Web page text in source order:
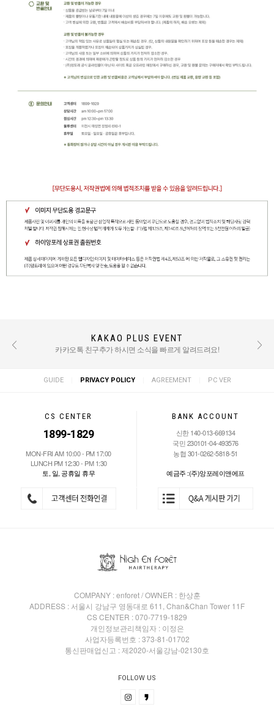
REVIEW EVENT
후기 작성 시 적립금 혜택 / TEXT : 500점 PHOTO : 1000점
KAKAO PLUS EVENT
카카오톡 친구추가 하시면 소식을 빠르게 알려드려요!
GUIDE PRIVACY POLICY AGREEMENT PC VER
CS CENTER
1899-1829
MON-FRI AM 10:00 - PM 17:00
LUNCH PM 12:30 - PM 1:30
토, 일, 공휴일 휴무
BANK ACCOUNT
신한 140-013-669134
국민 230101-04-493576
농협 301-0262-5818-51
예금주 :(주)앙포레이앤에프
COMPANY : enforet / OWNER : 한상훈
ADDRESS : 서울시 강남구 영동대로 611, Chan&Chan Tower 11F
CS CENTER : 070-7719-1829
개인정보관리책임자 : 이정은
사업자등록번호 : 373-81-01702
통신판매업신고 : 제2020-서울강남-02130호
FOLLOW US